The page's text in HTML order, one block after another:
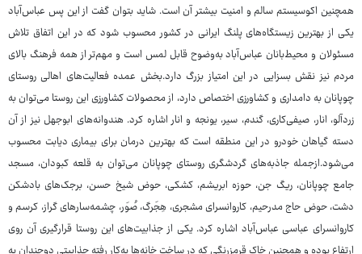
همچنین اکوسیستم سالم و امنیت بیشتر آن است. شاید بتوان گفت از این پس عباس‌آباد
یکی از بهترین زیستگاه‌های پلنگ ایرانی در کشور محسوب شود که در این اتفاق تلاش
مسئولان و محیط‌بانان عباس‌آباد به‌وضوح قابل لمس است و مهم‌تر از همه فرهنگ بالای
مردم نیز نقش بسزایی در این امتیاز بزرگ دارد.بخش عمده فعالیت‌های اهالی روستای
چوپانان به دامداری و کشاورزی اختصاص دارد، از محصولات کشاورزی این روستا می‌توان به
زردآلو، انار، صیفی‌کاری، گندم، سیر، یونجه و انار اشاره کرد. هندوانه‌های ابوجهل نیز از آن
دسته گیاهان خودرو در این منطقه است که بهترین درمان برای بیماری دیابت محسوب
می‌شود.ازجمله جاذبه‌های گردشگری روستای چوپانان می‌توان به قلعه کبودان، مسجد
جامع چوپانان، ریگ جن، حوزه ابریشم، کشکی، حوض شیخ حسن، برجک‌های بادشکن
دشت، حوض حاج مدرحیم، کاروانسرای مشجری، هِجَرگ، صُوَر، چشمه‌سارهای گراز، کرسم و
کاروانسرای عباسی عباس‌آباد اشاره کرد. یکی از جذابیت‌های این روستا قرارگیری آن روی